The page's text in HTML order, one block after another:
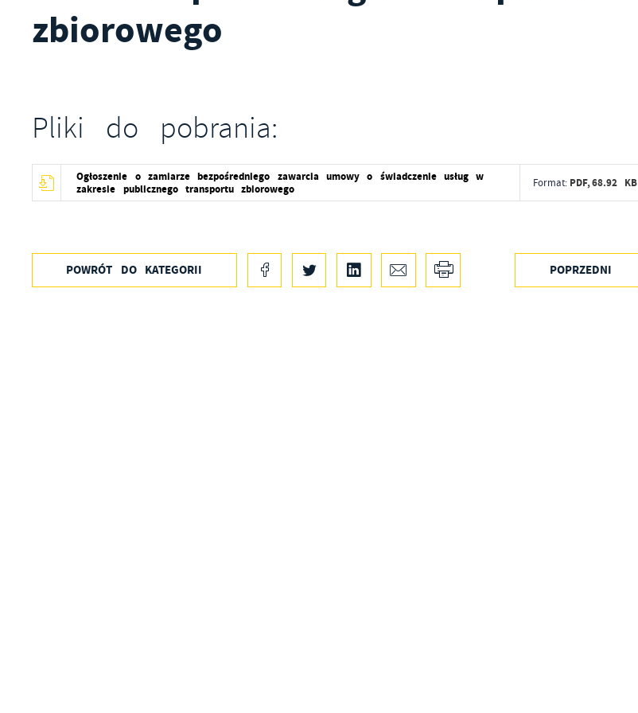
zbiorowego
Pliki do pobrania:
Ogłoszenie o zamiarze bezpośredniego zawarcia umowy o świadczenie usług w
zakresie publicznego transportu zbiorowego
Format: PDF,68.92 KB
POWRÓT DO KATEGORII POPRZEDNI